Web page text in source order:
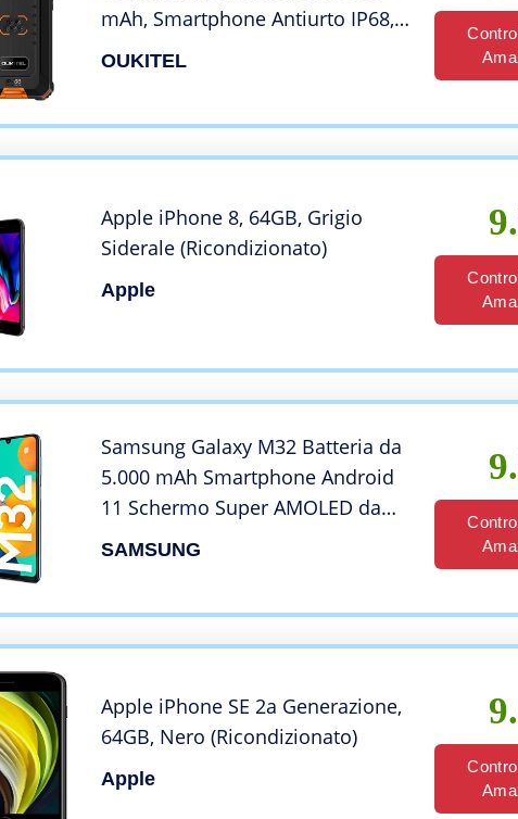
mAh, Smartphone Antiurto IP68,
Luce Flash a 4 LED, MTK6761 4GB
OUKITEL
Apple iPhone 8, 64GB, Grigio
Siderale (Ricondizionato)
Apple
Samsung Galaxy M32 Batteria da
5.000 mAh Smartphone Android
11 Schermo Super AMOLED da
6.4 Pollici RAM 6GB Memoria
SAMSUNG
Apple iPhone SE 2a Generazione,
64GB, Nero (Ricondizionato)
Apple